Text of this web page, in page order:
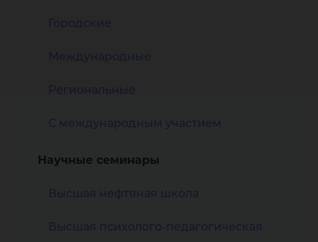
Научные семинары